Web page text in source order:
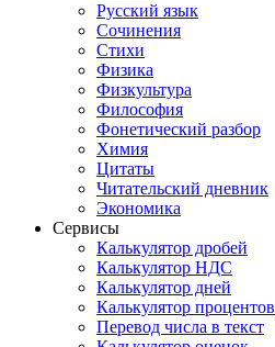
Русский язык
Сочинения
Стихи
Физика
Физкультура
Философия
Фонетический разбор
Химия
Цитаты
Читательский дневник
Экономика
Сервисы
Калькулятор дробей
Калькулятор НДС
Калькулятор дней
Калькулятор процентов
Перевод числа в текст